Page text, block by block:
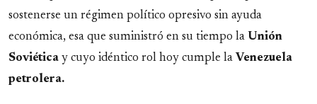
sostenerse un régimen político opresivo sin ayuda
económica, esa que suministró en su tiempo la Unión
Soviética y cuyo idéntico rol hoy cumple la Venezuela
petrolera.